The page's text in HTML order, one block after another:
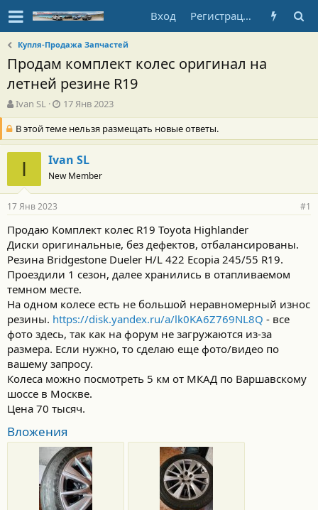
Вход Регистрация
Купля-Продажа Запчастей
Продам комплект колес оригинал на
летней резине R19
А
в
т
о
р
м
ы
Ivan SL
Д
а
т
а
а
ч
а
а
17 Янв 2023
В этой теме нельзя размещать новые ответы.
I Ivan SL
New Member
17 Янв 2023 #1
Продаю Комплект колес R19 Toyota Highlander
Диски оригинальные, без дефектов, отбалансированы.
Резина Bridgestone Dueler H/L 422 Ecopia 245/55 R19.
Проездили 1 сезон, далее хранились в отапливаемом
темном месте.
На одном колесе есть не большой неравномерный износ
резины. https://disk.yandex.ru/a/lk0KA6Z769NL8Q - все
фото здесь, так как на форум не загружаются из-за
размера. Если нужно, то сделаю еще фото/видео по
вашему запросу.
Колеса можно посмотреть 5 км от МКАД по Варшавскому
шоссе в Москве.
Цена 70 тысяч.
Вложения